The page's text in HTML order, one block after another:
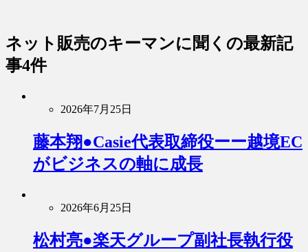
ネット販売のキーマンに聞く の最新記
事4件
2026年7月25日
藤本翔●Casie代表取締役ーー越境EC
がビジネスの軸に成長
2026年6月25日
松村亮●楽天グループ副社長執行役